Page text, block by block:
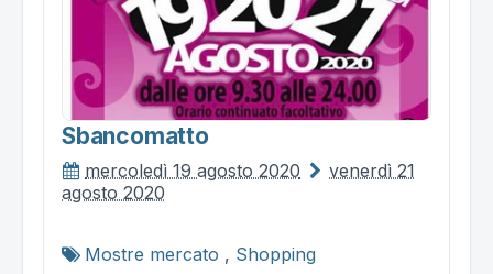
Sbancomatto
mercoledì 19 agosto 2020
venerdì 21
agosto 2020
Mostre mercato , Shopping